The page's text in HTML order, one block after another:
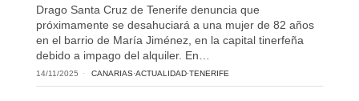
Drago Santa Cruz de Tenerife denuncia que
próximamente se desahuciará a una mujer de 82 años
en el barrio de María Jiménez, en la capital tinerfeña
debido a impago del alquiler. En…
14/11/2025 CANARIAS·ACTUALIDAD·TENERIFE